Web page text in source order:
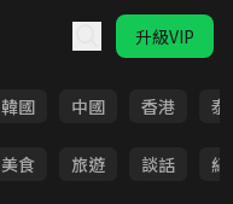
升級VIP
韓國 中國 香港 泰
美食 旅遊 談話 紀